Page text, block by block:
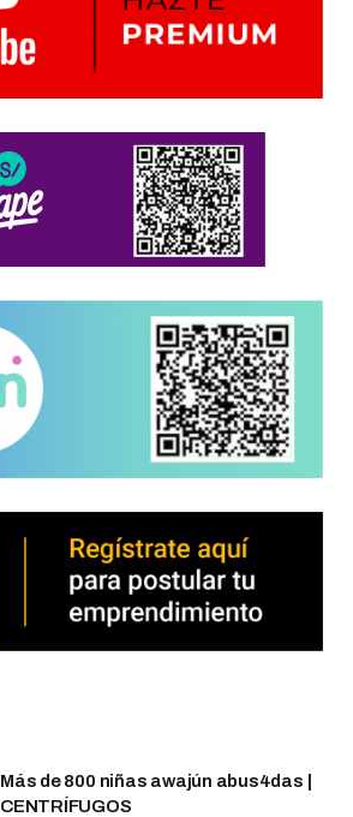
Más de 800 niñas awajún abus4das |
CENTRÍFUGOS